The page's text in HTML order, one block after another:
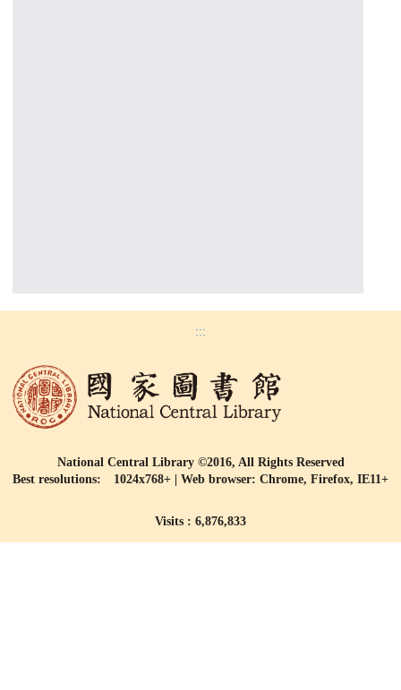
:::
National Central Library ©2016, All Rights Reserved
Best resolutions: 1024x768+ | Web browser: Chrome, Firefox, IE11+
Visits : 6,876,833